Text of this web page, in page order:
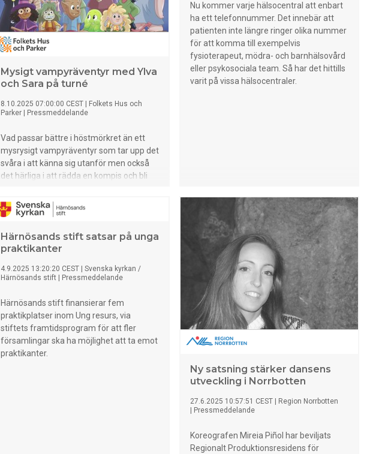
Mysigt vampyräventyr med Ylva
och Sara på turné
8.10.2025 07:00:00 CEST
Folkets Hus och
Parker
Pressmeddelande
Vad passar bättre i höstmörkret än ett
mysrysigt vampyräventyr som tar upp det
svåra i att känna sig utanför men också
det härliga i att rädda en kompis och bli
Sara har turnépremiär i Park Folkets Hus i
Älvsjö den 19 oktober.
Nu kommer varje hälsocentral att enbart
ha ett telefonnummer. Det innebär att
patienten inte längre ringer olika nummer
för att komma till exempelvis
fysioterapeut, mödra- och barnhälsovård
eller psykosociala team. Så har det hittills
varit på vissa hälsocentraler.
Härnösands stift satsar på unga
praktikanter
4.9.2025 13:20:20 CEST
Svenska kyrkan /
Härnösands stift
Pressmeddelande
Härnösands stift finansierar fem
praktikplatser inom Ung resurs, via
stiftets framtidsprogram för att fler
församlingar ska ha möjlighet att ta emot
praktikanter.
Ny satsning stärker dansens
utveckling i Norrbotten
27.6.2025 10:57:51 CEST
Region Norrbotten
Pressmeddelande
Koreografen Mireia Piñol har beviljats
Regionalt Produktionsresidens för